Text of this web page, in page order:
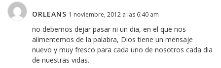
ORLEANS 1 noviembre, 2012 a las 6:40 am
no debemos dejar pasar ni un dia, en el que nos
alimentemos de la palabra, Dios tiene un mensaje
nuevo y muy fresco para cada uno de nosotros cada dia
de nuestras vidas.